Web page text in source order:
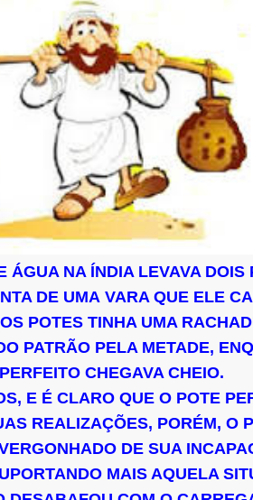
ÁGUA NA ÍNDIA LEVAVA DOIS
DE UMA VARA QUE ELE
POTES TINHA UMA
PATRÃO PELA METADE,
PERFEITO CHEGAVA CHEIO.
E É CLARO QUE O POTE
REALIZAÇÕES, PORÉM, O
DE SUA
MAIS AQUELA